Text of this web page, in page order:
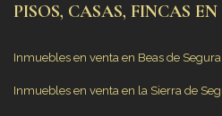
PISOS, CASAS, FINCAS
Inmuebles en venta en Beas de Segura
Inmuebles en venta en la Sierra de